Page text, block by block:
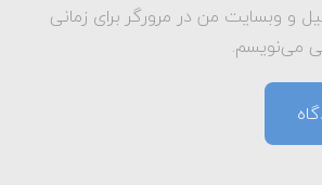
و وبسایت من در مرورگر برای زمانی
می‌نویسم.